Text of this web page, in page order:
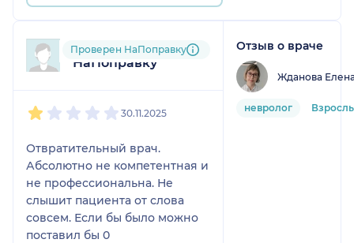
Пользователь
НаПоправку
Проверен НаПоправку
30.11.2025
Отвратительный врач.
Абсолютно не компетентная и
не профессиональна. Не
слышит пациента от слова
совсем. Если бы было можно
поставил бы 0
Отзыв о враче
Жданова
невролог